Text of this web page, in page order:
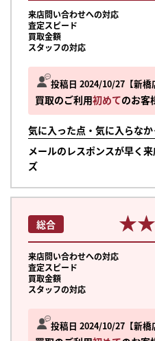
投稿日 2024/10/27 新橋
買取のご利用初めてのお客
気に入った点・気に入らな
メールのレスポンスが早く
ズ
来店問い合わせへの対応
査定スピード
買取金額
スタッフの対応
投稿日 2024/10/27 新橋
総合
来店問い合わせへの対応
査定スピード
買取金額
スタッフの対応
かんたん